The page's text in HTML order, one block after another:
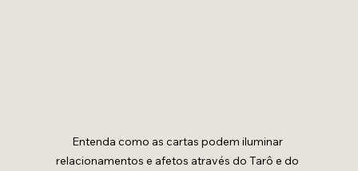
Entenda como as cartas podem iluminar
relacionamentos e afetos através do Tarô e do